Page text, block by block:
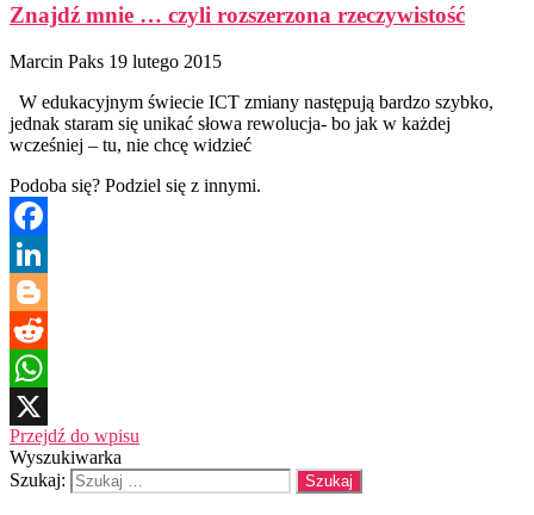
Znajdź mnie … czyli rozszerzona rzeczywistość
Marcin Paks 19 lutego 2015
W edukacyjnym świecie ICT zmiany następują bardzo szybko,
jednak staram się unikać słowa rewolucja- bo jak w każdej
wcześniej – tu, nie chcę widzieć
Podoba się? Podziel się z innymi.
Facebook
LinkedIn
Blogger
Reddit
WhatsApp
X
Przejdź do wpisu
Wyszukiwarka
Szukaj: